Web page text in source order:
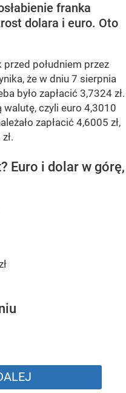
franka
dolara i euro. Oto
południem przez
że w dniu 7 sierpnia
było zapłacić 3,7324 zł.
czyli euro 4,3010
zapłacić 4,6005 zł,
Euro i dolar w górę,